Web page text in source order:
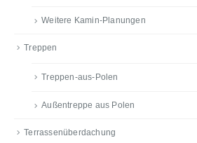
Weitere Kamin-Planungen
Treppen
Treppen-aus-Polen
Außentreppe aus Polen
Terrassenüberdachung